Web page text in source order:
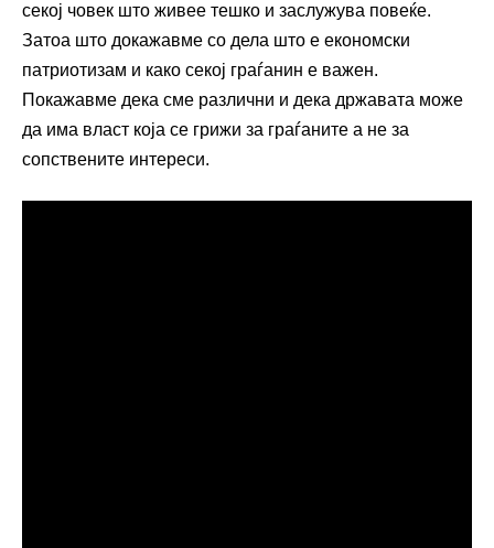
секој човек што живее тешко и заслужува повеќе.
Затоа што докажавме со дела што е економски
патриотизам и како секој граѓанин е важен.
Покажавме дека сме различни и дека државата може
да има власт која се грижи за граѓаните а не за
сопствените интереси.